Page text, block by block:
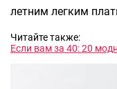
летним легким
Читайте также:
Если вам за 40: 20